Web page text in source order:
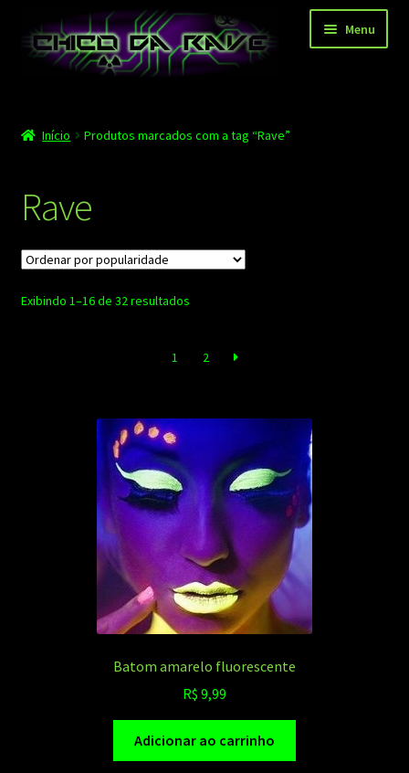
para
navegação
para
Menu
Depoimentos
Carrinho
Finalizar compra
Minha conta
Início Produtos marcados com a tag “Rave”
Rave
Exibindo 1–16 de 32 resultadosClassificado
1
2
Batom amarelo fluorescente
R$ 9,99
Adicionar ao carrinho